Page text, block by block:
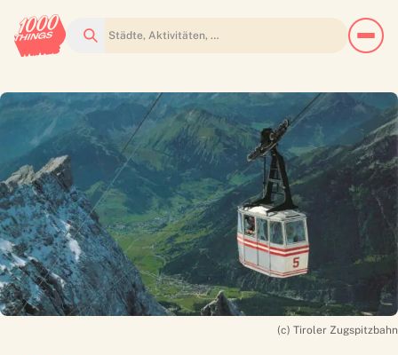
Suchen
(c) Tiroler Zugspitzbahn